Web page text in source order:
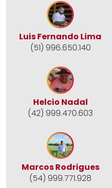
Luis Fernando Lima
(51) 996.650.140
Helcio Nadal
(42) 999.470.603
Marcos Rodrigues
(54) 999.771.928